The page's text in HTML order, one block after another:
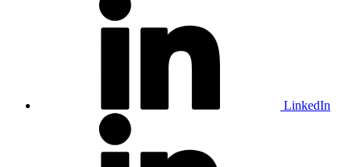
LinkedIn